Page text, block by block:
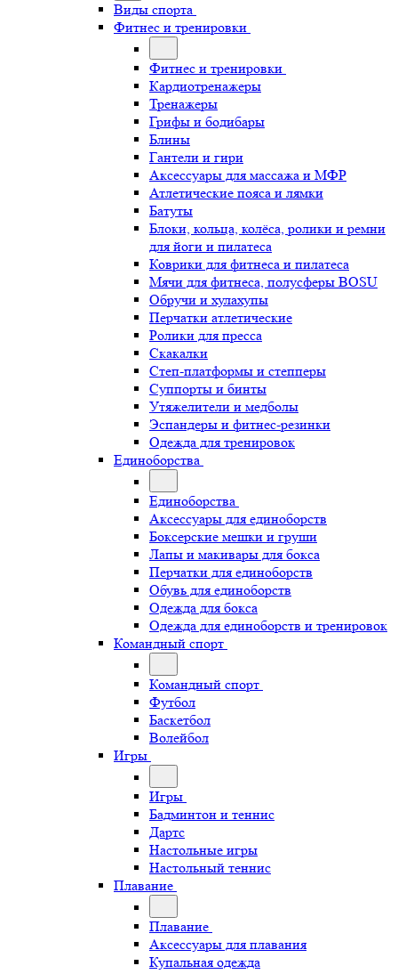
Виды спорта
Фитнес и тренировки
Фитнес и тренировки
Кардиотренажеры
Тренажеры
Грифы и бодибары
Блины
Гантели и гири
Аксессуары для массажа и МФР
Атлетические пояса и лямки
Батуты
Блоки, кольца, колёса, ролики и ремни
для йоги и пилатеса
Коврики для фитнеса и пилатеса
Мячи для фитнеса, полусферы BOSU
Обручи и хулахупы
Перчатки атлетические
Ролики для пресса
Скакалки
Степ-платформы и степперы
Суппорты и бинты
Утяжелители и медболы
Эспандеры и фитнес-резинки
Одежда для тренировок
Единоборства
Единоборства
Аксессуары для единоборств
Боксерские мешки и груши
Лапы и макивары для бокса
Перчатки для единоборств
Обувь для единоборств
Одежда для бокса
Одежда для единоборств и тренировок
Командный спорт
Командный спорт
Футбол
Баскетбол
Волейбол
Игры
Игры
Бадминтон и теннис
Дартс
Настольные игры
Настольный теннис
Плавание
Плавание
Аксессуары для плавания
Купальная одежда